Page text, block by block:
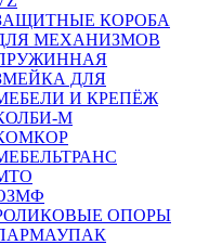
КОРОБА
МЕХАНИЗМОВ
ДЛЯ
И КРЕПЁЖ
М
ОПОРЫ